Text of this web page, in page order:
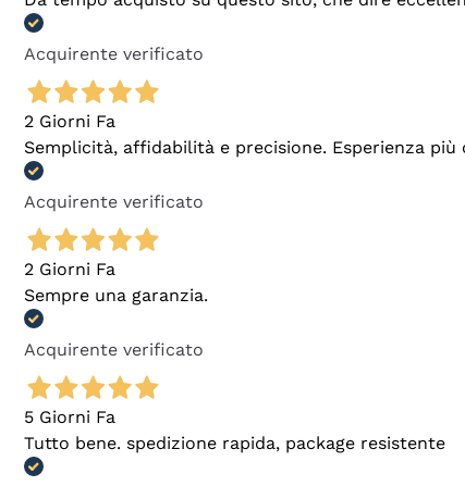
Acquirente verificato
2 Giorni Fa
Semplicità, affidabilità e precisione. Esperienza
Acquirente verificato
2 Giorni Fa
Sempre una garanzia.
Acquirente verificato
5 Giorni Fa
Tutto bene. spedizione rapida, package resistente